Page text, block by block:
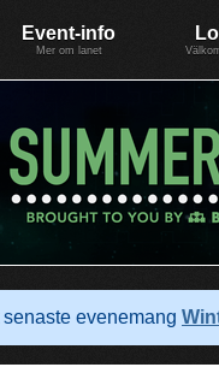
Event-info
Mer om lanet
evenemang